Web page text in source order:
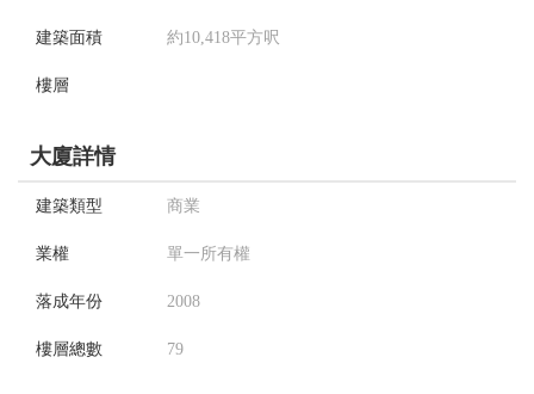
建築面積 約10,418平方呎
樓層
大廈詳情
建築類型 商業
業權 單一所有權
落成年份 2008
樓層總數 79